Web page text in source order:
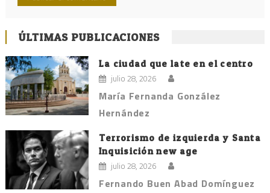
ÚLTIMAS PUBLICACIONES
La ciudad que late en el centro
julio 28, 2026
María Fernanda González
Hernández
Terrorismo de izquierda y Santa
Inquisición new age
julio 28, 2026
Fernando Buen Abad Domínguez